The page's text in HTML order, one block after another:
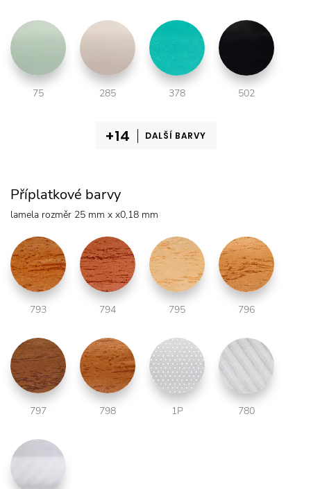
75 285 378 502
DALŠÍ BARVY
Příplatkové barvy
lamela rozměr 25 mm x x0,18 mm
793 794 795 796
797 798 1P 780